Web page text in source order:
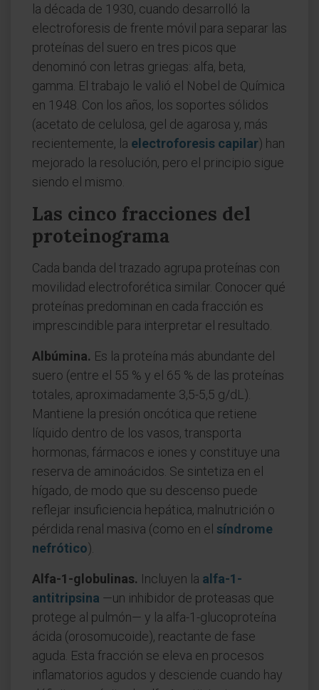
la década de 1930, cuando desarrolló la
electroforesis de frente móvil para separar las
proteínas del suero en tres picos que
denominó con letras griegas: alfa, beta,
gamma. El trabajo le valió el Nobel de Química
en 1948. Con los años, los soportes sólidos
(acetato de celulosa, gel de agarosa y, más
recientemente, la electroforesis capilar) han
mejorado la resolución, pero el principio sigue
siendo el mismo.
Las cinco fracciones del
proteinograma
Cada banda del trazado agrupa proteínas con
movilidad electroforética similar. Conocer qué
proteínas predominan en cada fracción es
imprescindible para interpretar el resultado.
Albúmina. Es la proteína más abundante del
suero (entre el 55 % y el 65 % de las proteínas
totales, aproximadamente 3,5-5,5 g/dL).
Mantiene la presión oncótica que retiene
líquido dentro de los vasos, transporta
hormonas, fármacos e iones y constituye una
reserva de aminoácidos. Se sintetiza en el
hígado, de modo que su descenso puede
reflejar insuficiencia hepática, malnutrición o
pérdida renal masiva (como en el síndrome
nefrótico).
Alfa-1-globulinas. Incluyen la alfa-1-
antitripsina —un inhibidor de proteasas que
protege al pulmón— y la alfa-1-glucoproteína
ácida (orosomucoide), reactante de fase
aguda. Esta fracción se eleva en procesos
inflamatorios agudos y desciende cuando hay